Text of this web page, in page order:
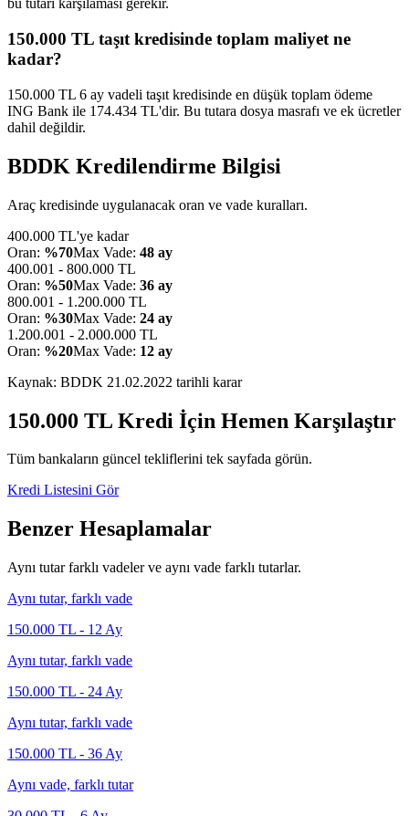
bu tutarı karşılaması gerekir.
150.000 TL taşıt kredisinde toplam maliyet ne
kadar?
150.000 TL 6 ay vadeli taşıt kredisinde en düşük toplam ödeme
ING Bank ile 174.434 TL'dir. Bu tutara dosya masrafı ve ek ücretler
dahil değildir.
BDDK Kredilendirme Bilgisi
Araç kredisinde uygulanacak oran ve vade kuralları.
400.000 TL'ye kadar
Oran: %70Max Vade: 48 ay
400.001 - 800.000 TL
Oran: %50Max Vade: 36 ay
800.001 - 1.200.000 TL
Oran: %30Max Vade: 24 ay
1.200.001 - 2.000.000 TL
Oran: %20Max Vade: 12 ay
Kaynak: BDDK 21.02.2022 tarihli karar
150.000 TL Kredi İçin Hemen Karşılaştır
Tüm bankaların güncel tekliflerini tek sayfada görün.
Kredi Listesini Gör
Benzer Hesaplamalar
Aynı tutar farklı vadeler ve aynı vade farklı tutarlar.
Aynı tutar, farklı vade
150.000 TL - 12 Ay
Aynı tutar, farklı vade
150.000 TL - 24 Ay
Aynı tutar, farklı vade
150.000 TL - 36 Ay
Aynı vade, farklı tutar